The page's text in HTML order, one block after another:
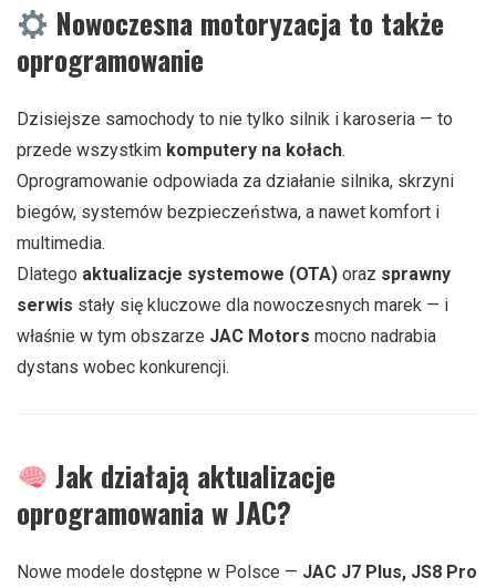
Nowoczesna motoryzacja to także
oprogramowanie
Dzisiejsze samochody to nie tylko silnik i karoseria — to
przede wszystkim komputery na kołach.
Oprogramowanie odpowiada za działanie silnika, skrzyni
biegów, systemów bezpieczeństwa, a nawet komfort i
multimedia.
Dlatego aktualizacje systemowe (OTA) oraz sprawny
serwis stały się kluczowe dla nowoczesnych marek — i
właśnie w tym obszarze JAC Motors mocno nadrabia
dystans wobec konkurencji.
Jak działają aktualizacje
oprogramowania w JAC?
Nowe modele dostępne w Polsce — JAC J7 Plus, JS8 Pro